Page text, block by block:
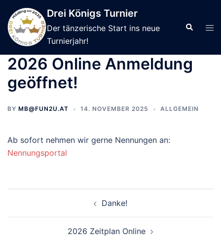
content
Drei Königs Turnier
Der tänzerische Start ins neue
Turnierjahr!
Search
2026 Online Anmeldung
geöffnet!
BY MB@FUN2U.AT 14. NOVEMBER 2025 ALLGEMEIN
Ab sofort nehmen wir gerne Nennungen an:
Nennungsportal
Danke!
2026 Zeitplan Online